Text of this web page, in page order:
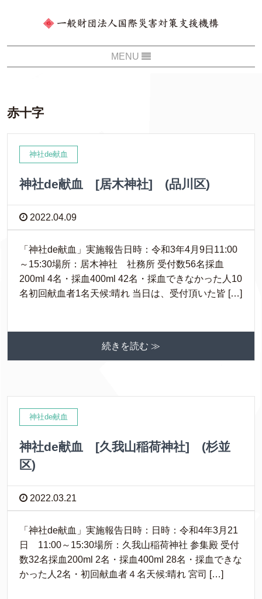
赤十字
神社de献血
神社de献血 [居木神社] (品川区)
2022.04.09
「神社de献血」実施報告日時：令和3年4月9日11:00
～15:30場所：居木神社 社務所 受付数56名採血
200ml 4名・採血400ml 42名・採血できなかった人10
名初回献血者1名天候:晴れ 当日は、受付頂いた皆 […]
続きを読む ≫
神社de献血
神社de献血 [久我山稲荷神社] (杉並
区)
2022.03.21
「神社de献血」実施報告日時：日時：令和4年3月21
日 11:00～15:30場所：久我山稲荷神社 参集殿 受付
数32名採血200ml 2名・採血400ml 28名・採血できな
かった人2名・初回献血者４名天候:晴れ 宮司 […]